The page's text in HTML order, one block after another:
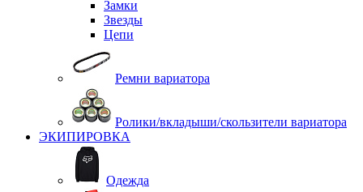
Замки
Звезды
Цепи
Ремни вариатора
Ролики/вкладыши/скользители вариатора
ЭКИПИРОВКА
Одежда